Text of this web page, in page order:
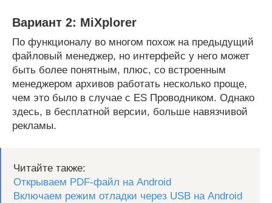
Вариант 2: MiXplorer
По функционалу во многом похож на предыдущий
файловый менеджер, но интерфейс у него может
быть более понятным, плюс, со встроенным
менеджером архивов работать несколько проще,
чем это было в случае с ES Проводником. Однако
здесь, в бесплатной версии, больше навязчивой
рекламы.
Читайте также:
Открываем PDF-файл на Android
Включаем режим отладки через USB на Android